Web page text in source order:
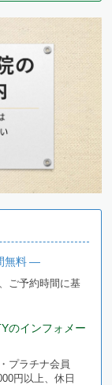
無料 ―
ご予約時間に基
のインフォメー
プラチナ会員
円以上、休日